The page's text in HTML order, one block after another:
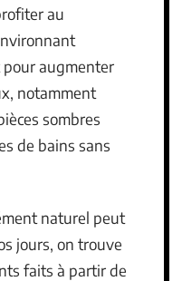
au
augmenter
notamment
sombres
de bains sans
naturel peut
jours, on trouve
faits à partir de